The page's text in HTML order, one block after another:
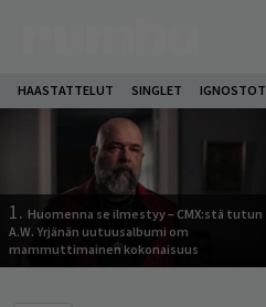
HAASTATTELUT SINGLET IGNOSTOT
1. Huomenna se ilmestyy – CMX:stä tutun
A.W. Yrjänän uutuusalbumi om
mammuttimainen kokonaisuus